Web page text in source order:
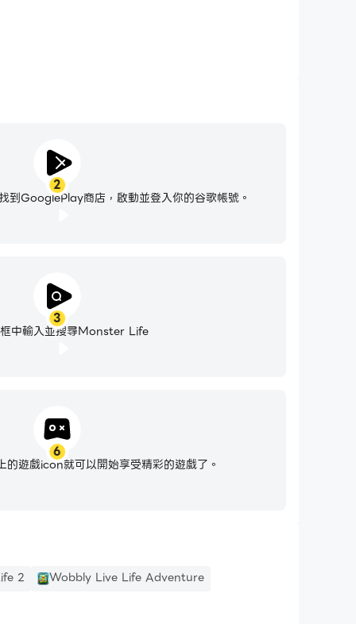
2
到GooglePlay商店，啟動並登入你的谷歌帳號。
3
中輸入並搜尋Monster Life
6
的遊戲icon就可以開始享受精彩的遊戲了。
2 Wobbly Live Life Adventure